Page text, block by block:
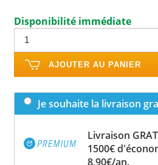
Disponibilité immédiate
AJOUTER AU PANIER
Je souhaite la livraison
Livraison
1500€
8,90€/an.